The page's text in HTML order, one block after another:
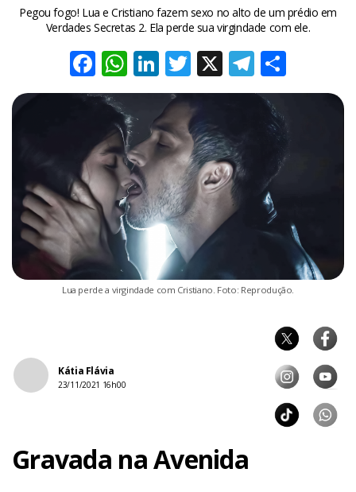
Pegou fogo! Lua e Cristiano fazem sexo no alto de um prédio em
Verdades Secretas 2. Ela perde sua virgindade com ele.
Facebook
WhatsApp
LinkedIn
Twitter
X
Lua perde a virgindade com Cristiano. Foto: Reprodução.
Kátia Flávia
23/11/2021 16h00
Gravada na Avenida